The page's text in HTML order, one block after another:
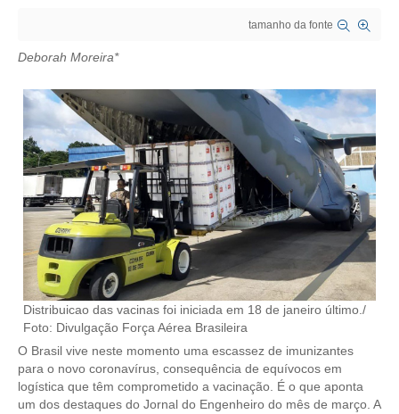
CONSELHO TECNOLÓGICO
HISTÓRICO E ATUAÇÃO
COMPOSIÇÃO
CONSELHOS ASSESSORES
PERSONALIDADES DA TECNOLOGIA
NÚCLEO DA MULHER ENGENHEIRA
TRANSPARÊNCIA
CONSULTORIA
tamanho da fonte
Deborah Moreira*
Distribuicao das vacinas foi iniciada em 18 de janeiro último./
Foto: Divulgação Força Aérea Brasileira
O Brasil vive neste momento uma escassez de imunizantes
para o novo coronavírus, consequência de equívocos em
logística que têm comprometido a vacinação. É o que aponta
um dos destaques do Jornal do Engenheiro do mês de março. A